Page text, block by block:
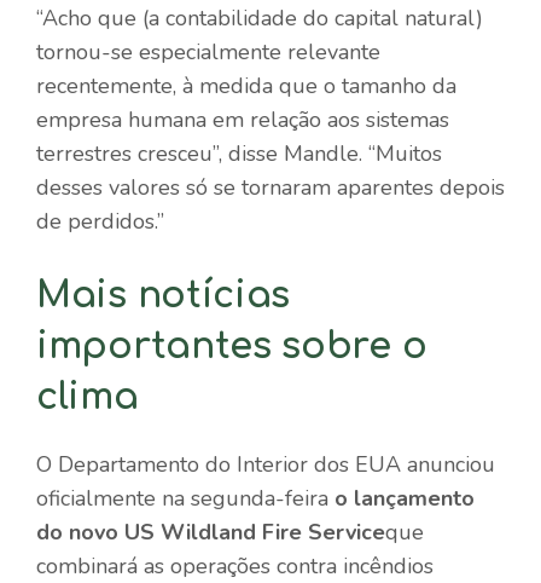
“Acho que (a contabilidade do capital natural)
tornou-se especialmente relevante
recentemente, à medida que o tamanho da
empresa humana em relação aos sistemas
terrestres cresceu”, disse Mandle. “Muitos
desses valores só se tornaram aparentes depois
de perdidos.”
Mais notícias
importantes sobre o
clima
O Departamento do Interior dos EUA anunciou
oficialmente na segunda-feira o lançamento
do novo US Wildland Fire Serviceque
combinará as operações contra incêndios